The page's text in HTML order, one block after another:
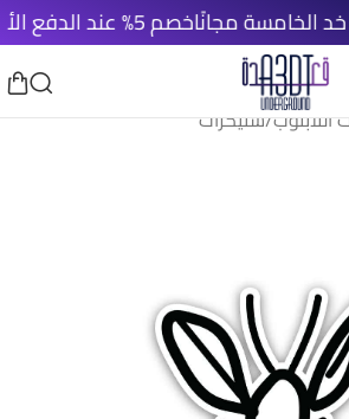
خصم 5% عند الدفع الأونلاين
/ستيكرات